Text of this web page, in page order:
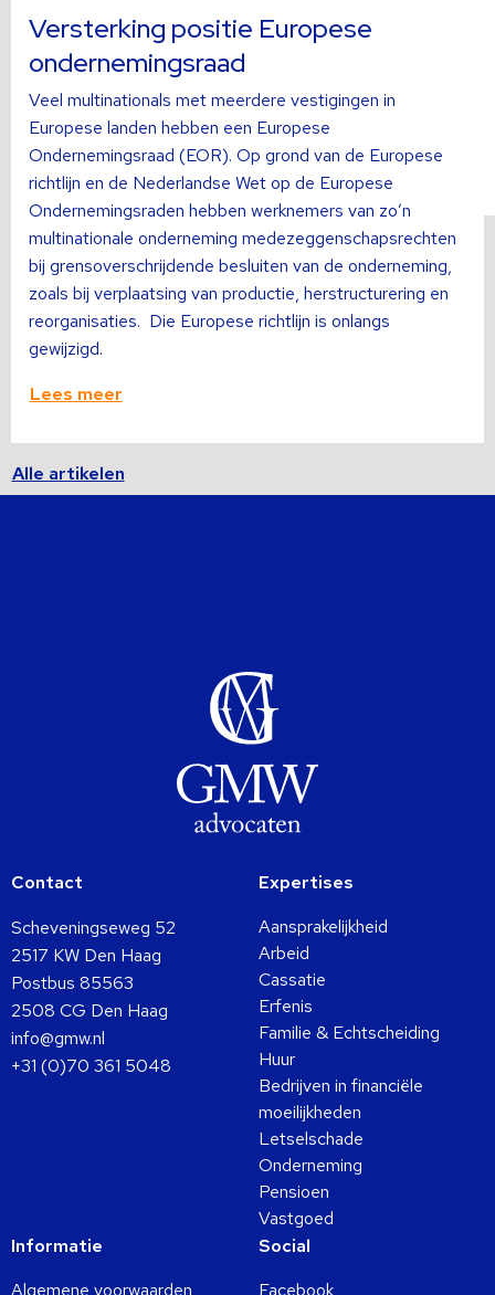
Versterking positie Europese
ondernemingsraad
Veel multinationals met meerdere vestigingen in
Europese landen hebben een Europese
Ondernemingsraad (EOR). Op grond van de Europese
richtlijn en de Nederlandse Wet op de Europese
Ondernemingsraden hebben werknemers van zo’n
multinationale onderneming medezeggenschapsrechten
bij grensoverschrijdende besluiten van de onderneming,
zoals bij verplaatsing van productie, herstructurering en
reorganisaties. Die Europese richtlijn is onlangs
gewijzigd.
Lees meer
Alle artikelen
Contact
Scheveningseweg 52
2517 KW Den Haag
Postbus 85563
2508 CG Den Haag
info@gmw.nl
+31 (0)70 361 5048
Expertises
Aansprakelijkheid
Arbeid
Cassatie
Erfenis
Familie & Echtscheiding
Huur
Bedrijven in financiële
moeilijkheden
Letselschade
Onderneming
Pensioen
Vastgoed
Informatie
Algemene voorwaarden
Social
Facebook